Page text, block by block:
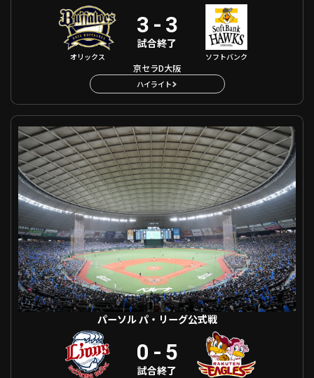
オリックス
3 - 3
試合終了
ソフトバンク
京セラD大阪
ハイライト
パーソル パ・リーグ公式戦 埼玉西武 VS 東北楽天
パーソル パ・リーグ公式戦
0 - 5
試合終了